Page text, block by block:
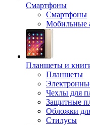
Смартфоны
Смартфоны
Мобильные
Планшеты и
Планшеты
Чехлы для
Защитные
Обложки
Стилусы